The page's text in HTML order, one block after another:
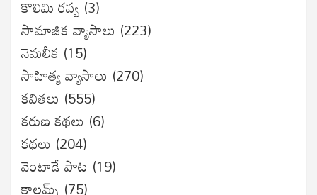
కొలిమి రవ్వ (3)
సామాజిక వ్యాసాలు (223)
నెమలీక (15)
సాహిత్య వ్యాసాలు (270)
కవితలు (555)
కరుణ కథలు (6)
కథలు (204)
వెంటాడే పాట (19)
కాలమ్స్ (75)